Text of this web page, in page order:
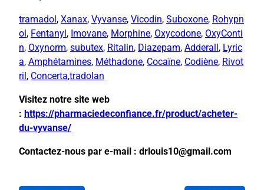
tramadol , Xanax, Vyvanse, Vicodin, Suboxone, Rohypn
ol , Fentanyl , Imovane, Morphine, Oxycodone, OxyConti
n, Oxynorm, subutex, Ritalin, Diazepam, Adderall , Lyric
a, Amphétamines, Méthadone, Cocaïne, Codiène, Rivot
ril , Concerta,tradolan
Visitez notre site web
: https://pharmaciedeconfiance.fr/product/acheter-
du-vyvanse/
Contactez-nous par e-mail : drlouis10@gmail.com